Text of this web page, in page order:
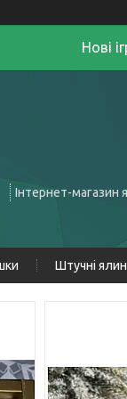
Нові
Інтернет-магазин
Штучні